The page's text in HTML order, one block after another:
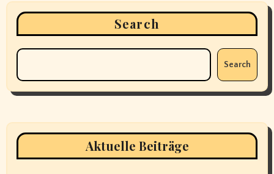
Search
Search
Aktuelle Beiträge